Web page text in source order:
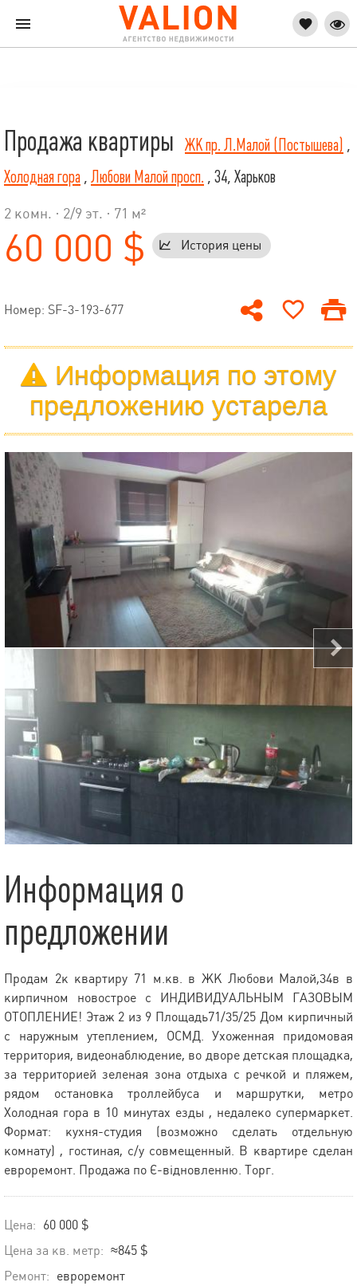
Продажа квартиры ЖК пр. Л.Малой (Постышева) ,
Холодная гора , Любови Малой просп. , 34, Харьков
2 комн. · 2/9 эт. · 71 м²
60 000 $ История цены
Номер: SF-3-193-677
Информация по этому
предложению устарела
Информация о
предложении
Продам 2к квартиру 71 м.кв. в ЖК Любови Малой,34в в
кирпичном новострое с ИНДИВИДУАЛЬНЫМ ГАЗОВЫМ
ОТОПЛЕНИЕ! Этаж 2 из 9 Площадь71/35/25 Дом кирпичный
с наружным утеплением, ОСМД. Ухоженная придомовая
территория, видеонаблюдение, во дворе детская площадка,
за территорией зеленая зона отдыха с речкой и пляжем,
рядом остановка троллейбуса и маршрутки, метро
Холодная гора в 10 минутах езды , недалеко супермаркет.
Формат: кухня-студия (возможно сделать отдельную
комнату) , гостиная, с/у совмещенный. В квартире сделан
евроремонт. Продажа по Є-відновленню. Торг.
Цена: 60 000 $
Цена за кв. метр: ≈845 $
Ремонт: евроремонт